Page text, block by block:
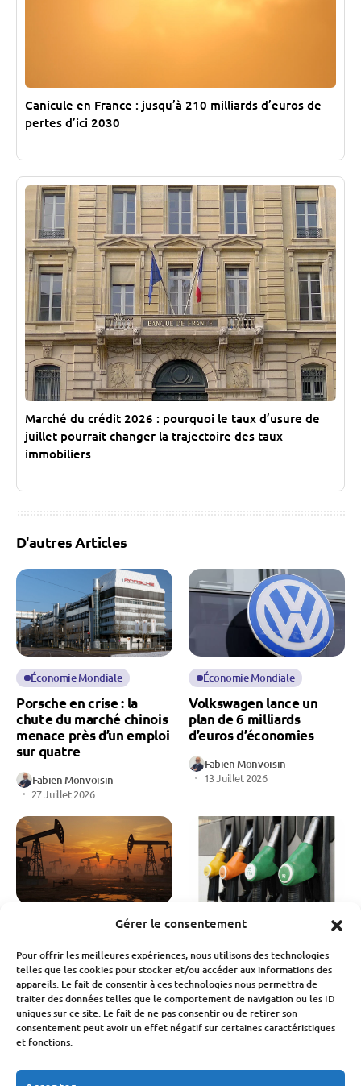
Gérer le consentement
Pour offrir les meilleures expériences, nous utilisons des technologies
telles que les cookies pour stocker et/ou accéder aux informations des
appareils. Le fait de consentir à ces technologies nous permettra de
traiter des données telles que le comportement de navigation ou les ID
uniques sur ce site. Le fait de ne pas consentir ou de retirer son
consentement peut avoir un effet négatif sur certaines caractéristiques
et fonctions.
Canicule en France : jusqu’à 210 milliards d’euros de
pertes d’ici 2030
Marché du crédit 2026 : pourquoi le taux d’usure de
juillet pourrait changer la trajectoire des taux
immobiliers
D'autres Articles
Économie Mondiale
Porsche en crise : la
chute du marché chinois
menace près d’un emploi
sur quatre
Fabien Monvoisin
27 Juillet 2026
Économie Mondiale
Volkswagen lance un
plan de 6 milliards
d’euros d’économies
Fabien Monvoisin
13 Juillet 2026
Économie Mondiale
Cours du pétrole en
chute libre : vers une
baisse durable des prix à
la pompe ?
Fabien Monvoisin
26 Juin 2026
Économie Mondiale
Pétrole : le Brent chute
sous les 74 dollars
Fabien Monvoisin
24 Juin 2026